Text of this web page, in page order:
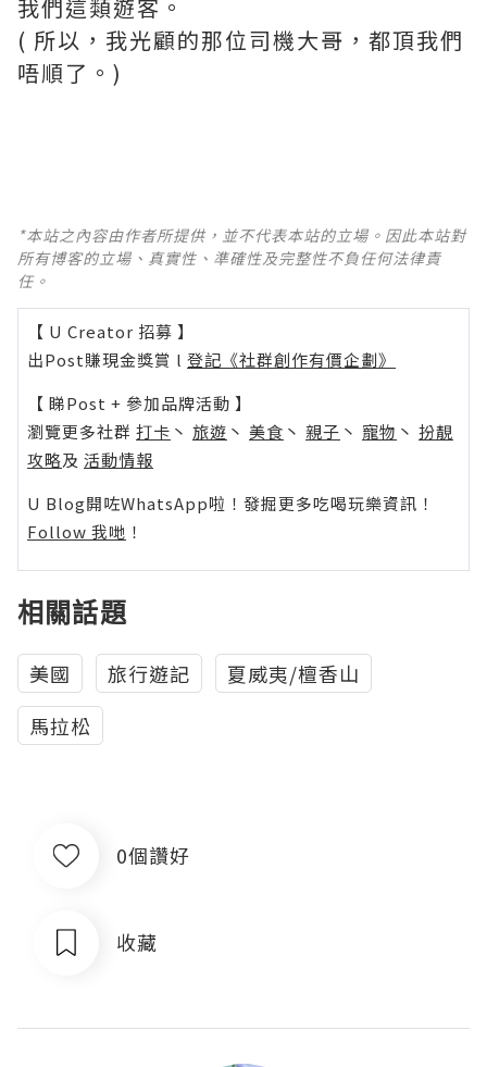
我們這類遊客。
( 所以，我光顧的那位司機大哥，都頂我們
唔順了。)
*本站之內容由作者所提供，並不代表本站的立場。因此本站對
所有博客的立場、真實性、準確性及完整性不負任何法律責
任。
【 U Creator 招募 】
出Post賺現金獎賞 l 登記《社群創作有價企劃》
【 睇Post + 參加品牌活動 】
瀏覽更多社群 打卡 丶 旅遊 丶 美食 丶 親子 丶 寵物 丶 扮靚
攻略及 活動情報
U Blog開咗WhatsApp啦！發掘更多吃喝玩樂資訊！
Follow 我哋 ！
相關話題
美國 旅行遊記
夏威夷/檀香山
馬拉松
0個讚好
收藏